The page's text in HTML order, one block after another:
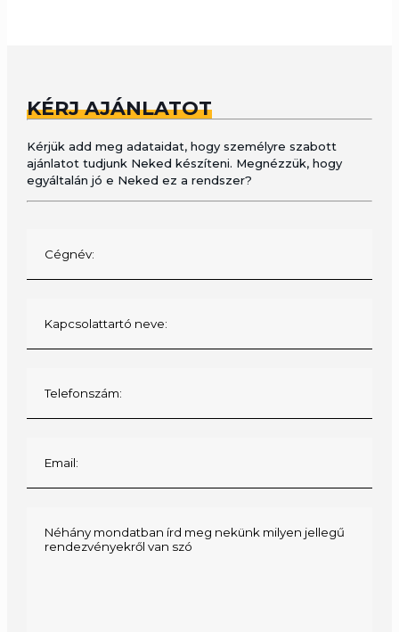
KÉRJ AJÁNLATOT
Kérjük add meg adataidat, hogy személyre szabott
ajánlatot tudjunk Neked készíteni. Megnézzük, hogy
egyáltalán jó e Neked ez a rendszer?